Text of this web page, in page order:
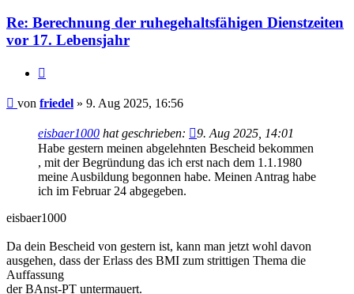
Re: Berechnung der ruhegehaltsfähigen Dienstzeiten
vor 17. Lebensjahr
Beitrag
von friedel » 9. Aug 2025, 16:56
eisbaer1000 hat geschrieben:
9. Aug 2025, 14:01
Habe gestern meinen abgelehnten Bescheid bekommen
, mit der Begründung das ich erst nach dem 1.1.1980
meine Ausbildung begonnen habe. Meinen Antrag habe
ich im Februar 24 abgegeben.
eisbaer1000
Da dein Bescheid von gestern ist, kann man jetzt wohl davon
ausgehen, dass der Erlass des BMI zum strittigen Thema die
Auffassung
der BAnst-PT untermauert.